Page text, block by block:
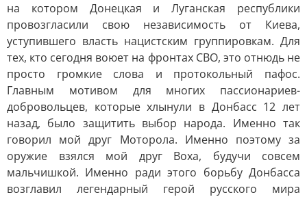
на котором Донецкая и Луганская республики
провозгласили свою независимость от Киева,
уступившего власть нацистским группировкам. Для
тех, кто сегодня воюет на фронтах СВО, это отнюдь не
просто громкие слова и протокольный пафос.
Главным мотивом для многих пассионариев-
добровольцев, которые хлынули в Донбасс 12 лет
назад, было защитить выбор народа. Именно так
говорил мой друг Моторола. Именно поэтому за
оружие взялся мой друг Воха, будучи совсем
мальчишкой. Именно ради этого борьбу Донбасса
возглавил легендарный герой русского мира